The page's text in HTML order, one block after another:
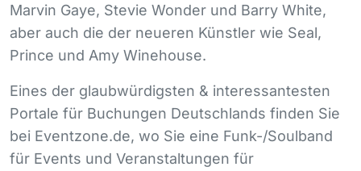
Marvin Gaye, Stevie Wonder und Barry White,
aber auch die der neueren Künstler wie Seal,
Prince und Amy Winehouse.
Eines der glaubwürdigsten & interessantesten
Portale für Buchungen Deutschlands finden Sie
bei Eventzone.de, wo Sie eine Funk-/Soulband
für Events und Veranstaltungen für